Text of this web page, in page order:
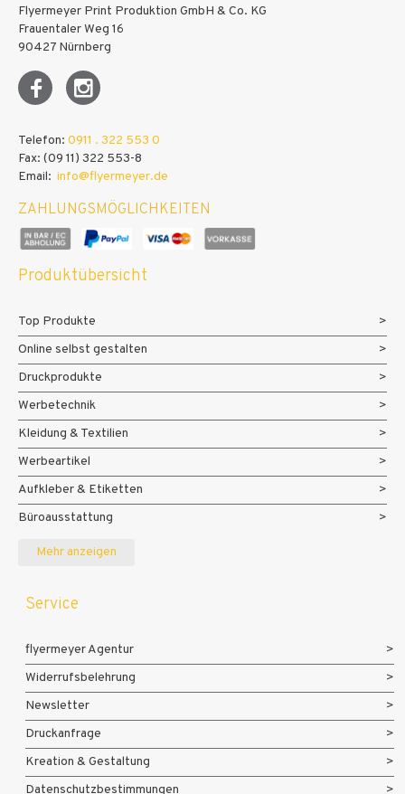
Flyermeyer Print Produktion GmbH & Co. KG
Frauentaler Weg 16
90427 Nürnberg
Telefon: 0911 . 322 553 0
Fax: (09 11) 322 553-8
Email: info@flyermeyer.de
ZAHLUNGSMÖGLICHKEITEN
Produktübersicht
Top Produkte
Online selbst gestalten
Druckprodukte
Werbetechnik
Kleidung & Textilien
Werbeartikel
Aufkleber & Etiketten
Büroausstattung
Messe- und Eventmaterialien
Mehr anzeigen
Service
flyermeyer Agentur
Widerrufsbelehrung
Newsletter
Druckanfrage
Kreation & Gestaltung
Datenschutzbestimmungen